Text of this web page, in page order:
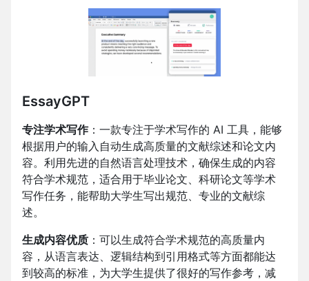
EssayGPT
专注学术写作：一款专注于学术写作的 AI 工具，能够
根据用户的输入自动生成高质量的文献综述和论文内
容。利用先进的自然语言处理技术，确保生成的内容
符合学术规范，适合用于毕业论文、科研论文等学术
写作任务，能帮助大学生写出规范、专业的文献综
述。
生成内容优质 ：可以生成符合学术规范的高质量内
容，从语言表达、逻辑结构到引用格式等方面都能达
到较高的标准，为大学生提供了很好的写作参考，减